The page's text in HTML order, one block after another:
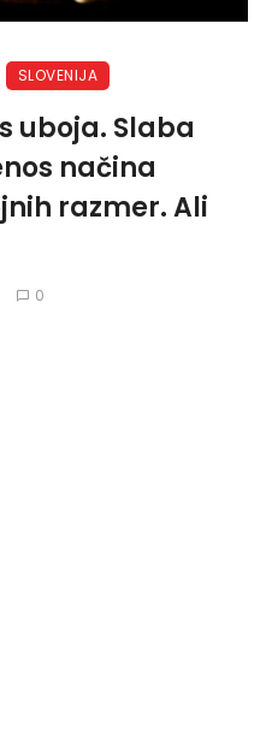
SLOVENIJA
uboja. Slaba
načina
razmer. Ali
0